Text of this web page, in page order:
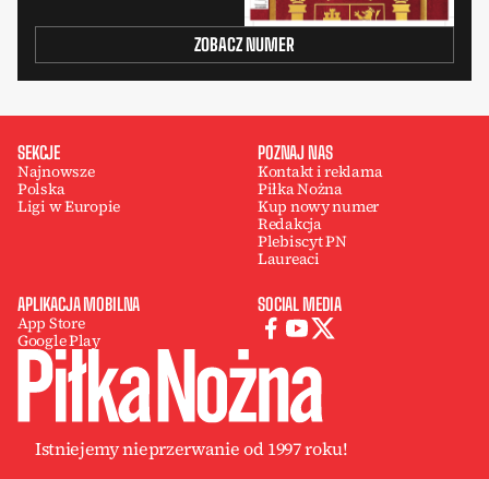
ZOBACZ NUMER
SEKCJE
Najnowsze
Polska
Ligi w Europie
POZNAJ NAS
Kontakt i reklama
Piłka Nożna
Kup nowy numer
Redakcja
Plebiscyt PN
Laureaci
APLIKACJA MOBILNA
App Store
Google Play
SOCIAL MEDIA
Istniejemy nieprzerwanie od 1997 roku!